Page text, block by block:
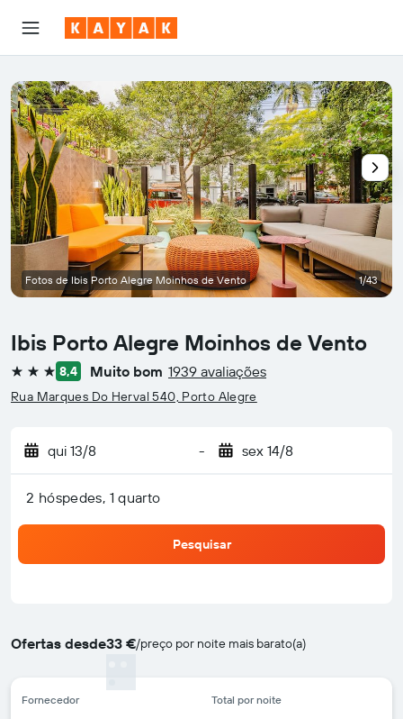
Ibis Porto Alegre Moinhos de Vento
3 estrelas8,4 Muito bom 1939 avaliações
Rua Marques Do Herval 540, Porto Alegre
qui 13/8 - sex 14/8
2 hóspedes, 1 quarto
Pesquisar
Ofertas desde33 €/preço por noite mais barato(a)
Fornecedor Total por noite
Fotos de Ibis Porto Alegre Moinhos de Vento 1/43